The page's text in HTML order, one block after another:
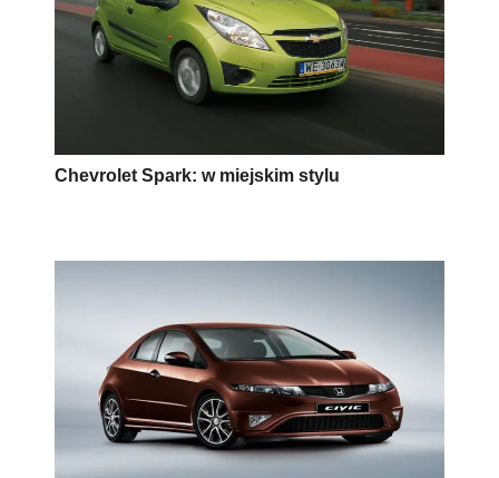
Chevrolet Spark: w miejskim stylu